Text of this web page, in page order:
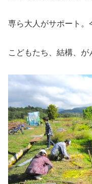
専ら大人がサポート。
こどもたち、結構、が